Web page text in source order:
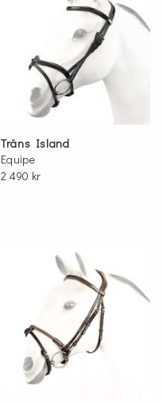
Träns Island
Equipe
2 490 kr